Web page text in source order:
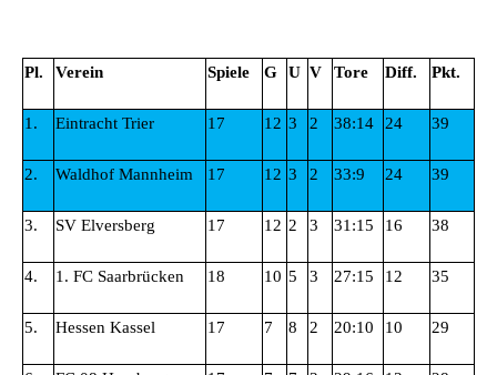
Pl. Verein Spiele G U V Tore Diff. Pkt.
1. Eintracht Trier 17 12 3 2 38:14 24 39
2. Waldhof Mannheim 17 12 3 2 33:9 24 39
3. SV Elversberg 17 12 2 3 31:15 16 38
4. 1. FC Saarbrücken 18 10 5 3 27:15 12 35
5. Hessen Kassel 17 7 8 2 20:10 10 29